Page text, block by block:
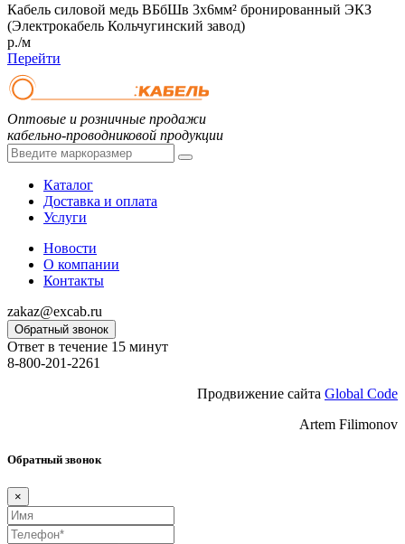
Кабель силовой медь ВБбШв 3x6мм² бронированный ЭКЗ
(Электрокабель Кольчугинский завод)
р./м
Перейти
Оптовые и розничные продажи
кабельно-проводниковой продукции
Каталог
Доставка и оплата
Услуги
Новости
О компании
Контакты
zakaz@excab.ru
Обратный звонок
Ответ в течение 15 минут
8-800-201-2261
Продвижение сайта Global Code
Artem Filimonov
Обратный звонок
×